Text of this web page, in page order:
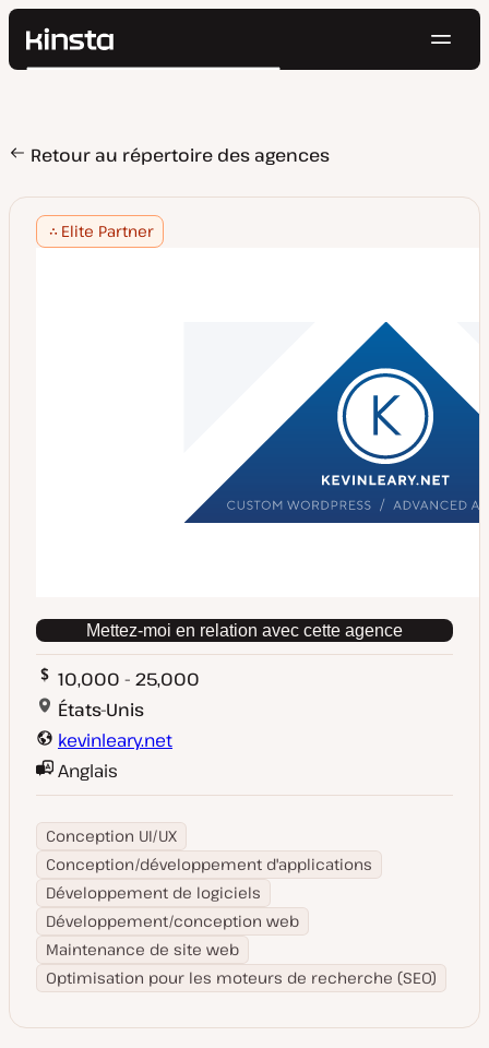
Kinsta®
Prix
Ressources
Contact
Rechercher
Retour au répertoire des agences
Elite Partner
Mettez-moi en relation avec cette agence
10,000 - 25,000
États-Unis
kevinleary.net
Anglais
Conception UI/UX
Conception/développement d'applications
Développement de logiciels
Développement/conception web
Maintenance de site web
Optimisation pour les moteurs de recherche (SEO)